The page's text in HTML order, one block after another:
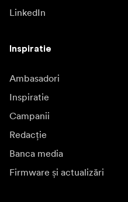
LinkedIn
Inspiratie
Ambasadori
Inspiratie
Campanii
Redacție
Banca media
Firmware și actualizări